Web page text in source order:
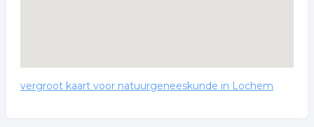
vergroot kaart voor natuurgeneeskunde in Lochem